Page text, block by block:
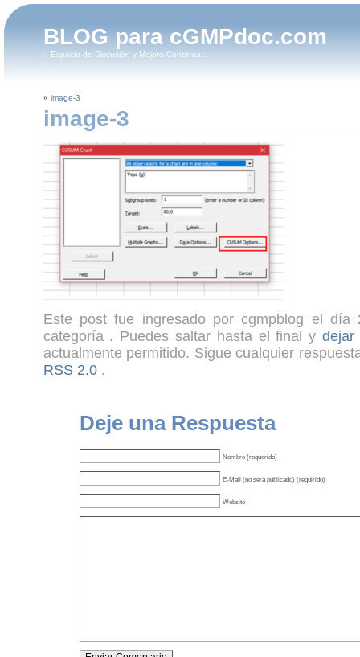
BLOG para cGMPdoc.com
:: Espacio de Discusión y Mejora Contínua ::
« image-3
image-3
Este post fue ingresado por cgmpblog el
categoría . Puedes saltar hasta el final ydejar
actualmente permitido. Sigue cualquier
RSS 2.0.
Deje una Respuesta
Nombre (requerido)
E-Mail (no será publicado) (requirido)
Website